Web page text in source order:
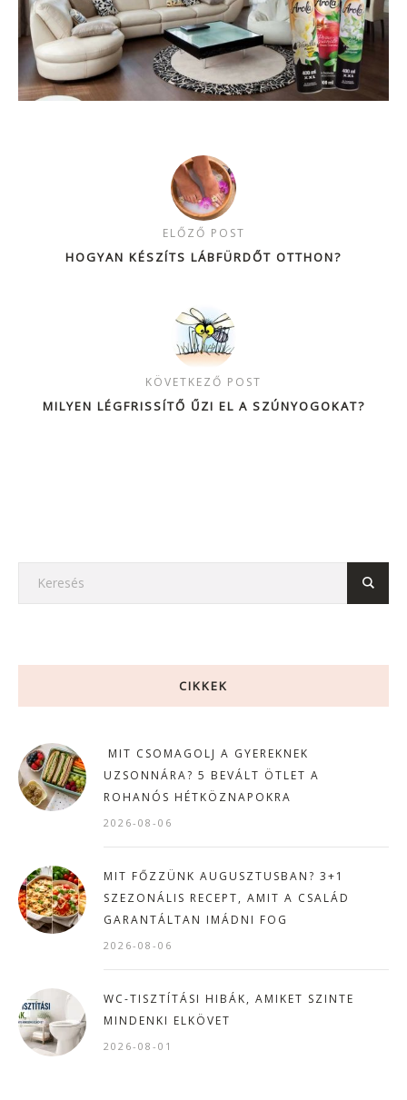
ELŐZŐ POST
HOGYAN KÉSZÍTS LÁBFÜRDŐT OTTHON?
KÖVETKEZŐ POST
MILYEN LÉGFRISSÍTŐ ŰZI EL A SZÚNYOGOKAT?
CIKKEK
MIT CSOMAGOLJ A GYEREKNEK
UZSONNÁRA? 5 BEVÁLT ÖTLET A
ROHANÓS HÉTKÖZNAPOKRA
2026-08-06
MIT FŐZZÜNK AUGUSZTUSBAN? 3+1
SZEZONÁLIS RECEPT, AMIT A CSALÁD
GARANTÁLTAN IMÁDNI FOG
2026-08-06
WC-TISZTÍTÁSI HIBÁK, AMIKET SZINTE
MINDENKI ELKÖVET
2026-08-01